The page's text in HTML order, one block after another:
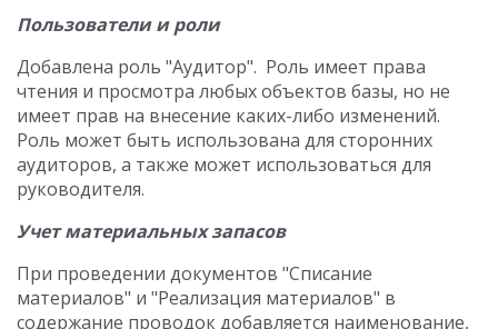
Пользователи и роли
Добавлена роль "Аудитор". Роль имеет права
чтения и просмотра любых объектов базы, но не
имеет прав на внесение каких-либо изменений.
Роль может быть использована для сторонних
аудиторов, а также может использоваться для
руководителя.
Учет материальных запасов
При проведении документов "Списание
материалов" и "Реализация материалов" в
содержание проводок добавляется наименование,